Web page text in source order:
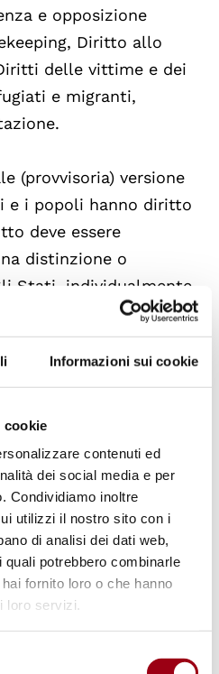
Informazioni sui cookie
cookie
contenuti ed
dei social media e per
Condividiamo inoltre
utilizzi il nostro sito con i
di analisi dei dati web,
potrebbero combinarle
fornito loro o che hanno
loro servizi.
e opposizione
Diritto allo
delle vittime e dei
e migranti,
(provvisoria) versione
e i popoli hanno diritto
deve essere
distinzione o
Stati, individualmente
membri di
sono controparte
obblighi) del diritto alla
è universale,
e interrelato. 4.
obbligo giuridico a
minaccia della forza
5. Tutti gli Stati,
della Carta delle
usare mezzi pacifici per
di cui siano
devono promuovere lo
e il
interazionale in un